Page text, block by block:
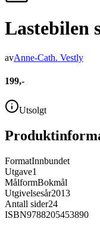
Lastebilen
avAnne-Cath. Vestly
199,-
Utsolgt
FormatInnbundet
Utgave1
MålformBokmål
Utgivelsesår2013
Antall sider24
ISBN9788205453890